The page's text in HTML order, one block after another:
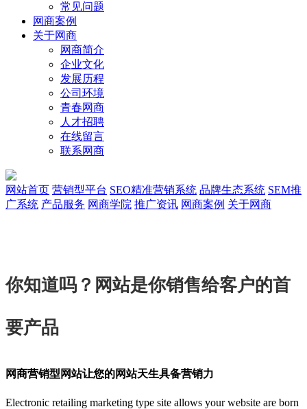
常见问题
网商案例
关于网商
网商简介
企业文化
发展历程
公司环境
青春网商
人才招聘
在线留言
联系网商
网站首页 营销型平台 SEO精准营销系统 品牌生态系统 SEM推
广系统 产品服务 网商学院 推广资讯 网商案例 关于网商
你知道吗？ 网站是你销售给客户的首
要产品
网商营销型网站让您的网站天生具备营销力
Electronic retailing marketing type site allows your website are born